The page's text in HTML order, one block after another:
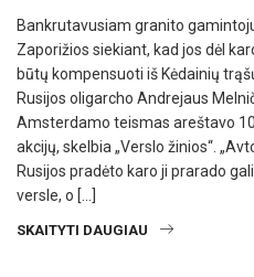
Bankrutavusiam granito
Zaporižios siekiant, kad jos dėl
būtų kompensuoti iš Kėdainių
Rusijos oligarcho Andrejaus
Amsterdamo teismas areštavo
akcijų, skelbia „Verslo žinios“.
Rusijos pradėto karo ji prarado
versle, o […]
SKAITYTI DAUGIAU